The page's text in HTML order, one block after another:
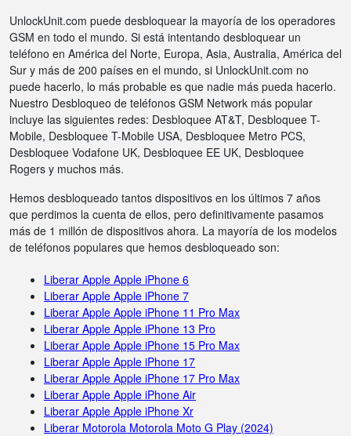
UnlockUnit.com puede desbloquear la mayoría de los operadores
GSM en todo el mundo. Si está intentando desbloquear un
teléfono en América del Norte, Europa, Asia, Australia, América del
Sur y más de 200 países en el mundo, si UnlockUnit.com no
puede hacerlo, lo más probable es que nadie más pueda hacerlo.
Nuestro Desbloqueo de teléfonos GSM Network más popular
incluye las siguientes redes: Desbloquee AT&T, Desbloquee T-
Mobile, Desbloquee T-Mobile USA, Desbloquee Metro PCS,
Desbloquee Vodafone UK, Desbloquee EE UK, Desbloquee
Rogers y muchos más.
Hemos desbloqueado tantos dispositivos en los últimos 7 años
que perdimos la cuenta de ellos, pero definitivamente pasamos
más de 1 millón de dispositivos ahora. La mayoría de los modelos
de teléfonos populares que hemos desbloqueado son:
Liberar Apple Apple iPhone 6
Liberar Apple Apple iPhone 7
Liberar Apple Apple iPhone 11 Pro Max
Liberar Apple Apple iPhone 13 Pro
Liberar Apple Apple iPhone 15 Pro Max
Liberar Apple Apple iPhone 17
Liberar Apple Apple iPhone 17 Pro Max
Liberar Apple Apple iPhone Air
Liberar Apple Apple iPhone Xr
Liberar Motorola Motorola Moto G Play (2024)